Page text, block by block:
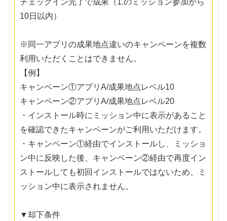
チェックイン完了で成果（1.のミッション参加から
10日以内）
※同一アプリの成果地点違いのキャンペーンを複数
利用いただくことはできません。
【例】
キャンペーン①アプリA/成果地点レベル10
キャンペーン②アプリA/成果地点レベル20
・インストール時にミッション中に表示があること
を確認できたキャンペーンがご利用いただけます。
・キャンペーン①経由でインストールし、ミッショ
ン中に反映した後、キャンペーン②経由で再度イン
ストールしても初回インストールではないため、ミ
ッション中に表示されません。
▼却下条件